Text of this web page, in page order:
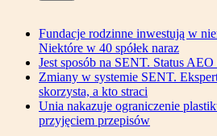
Fundacje rodzinne inwestują w
Niektóre w 40 spółek naraz
Jest sposób na SENT. Status
Zmiany w systemie SENT.
skorzysta, a kto straci
Unia nakazuje ograniczenie
przyjęciem przepisów